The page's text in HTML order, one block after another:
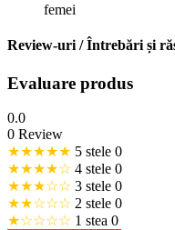
femei
Review-uri / Întrebări și
Evaluare produs
0.0
0 Review
★★★★★ 5 stele 0
★★★★☆ 4 stele 0
★★★☆☆ 3 stele 0
★★☆☆☆ 2 stele 0
★☆☆☆☆ 1 stea 0